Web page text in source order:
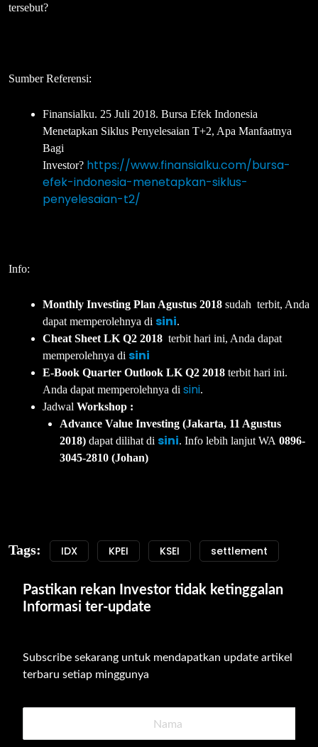
tersebut?
Sumber Referensi:
Finansialku. 25 Juli 2018. Bursa Efek Indonesia
Menetapkan Siklus Penyelesaian T+2, Apa Manfaatnya
Bagi
Investor? https://www.finansialku.com/bursa-
efek-indonesia-menetapkan-siklus-
penyelesaian-t2/
Info:
Monthly Investing Plan Agustus 2018 sudah terbit, Anda
dapat memperolehnya di sini.
Cheat Sheet LK Q2 2018 terbit hari ini, Anda dapat
memperolehnya di sini
E-Book Quarter Outlook LK Q2 2018 terbit hari ini.
Anda dapat memperolehnya di sini.
Jadwal Workshop :
Advance Value Investing (Jakarta, 11 Agustus
2018) dapat dilihat di sini. Info lebih lanjut WA 0896-
3045-2810 (Johan)
Tags: IDX KPEI KSEI settlement
Pastikan rekan Investor tidak ketinggalan
Informasi ter-update
Subscribe sekarang untuk mendapatkan update artikel
terbaru setiap minggunya